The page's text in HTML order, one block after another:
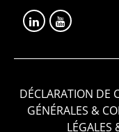
DÉCLARATION DE
GÉNÉRALES &
LÉGALES